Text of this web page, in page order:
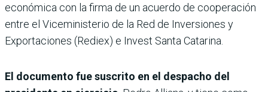
económica con la firma de un acuerdo de cooperación
entre el Viceministerio de la Red de Inversiones y
Exportaciones (Rediex) e Invest Santa Catarina.
El documento fue suscrito en el despacho del